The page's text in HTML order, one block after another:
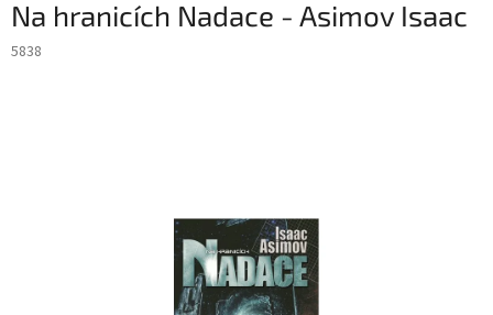
Na hranicích Nadace - Asimov Isaac
5838